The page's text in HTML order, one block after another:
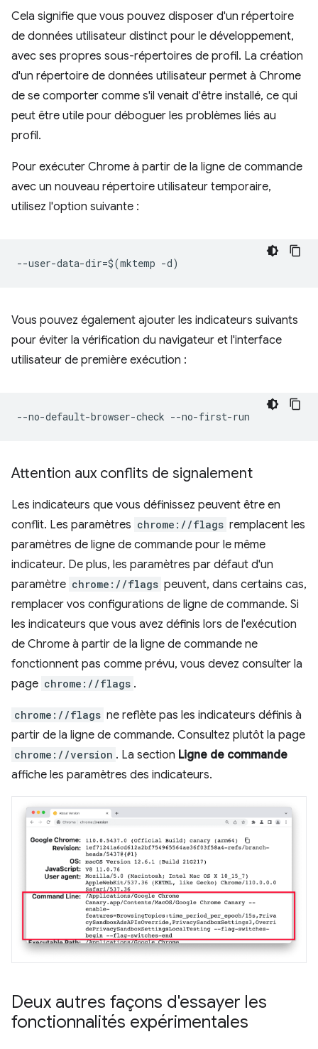
Cela signifie que vous pouvez disposer d'un répertoire
de données utilisateur distinct pour le développement,
avec ses propres sous-répertoires de profil. La création
d'un répertoire de données utilisateur permet à Chrome
de se comporter comme s'il venait d'être installé, ce qui
peut être utile pour déboguer les problèmes liés au
profil.
Pour exécuter Chrome à partir de la ligne de commande
avec un nouveau répertoire utilisateur temporaire,
utilisez l'option suivante :
Vous pouvez également ajouter les indicateurs suivants
pour éviter la vérification du navigateur et l'interface
utilisateur de première exécution :
Attention aux conflits de signalement
Les indicateurs que vous définissez peuvent être en
conflit. Les paramètres chrome://flags remplacent les
paramètres de ligne de commande pour le même
indicateur. De plus, les paramètres par défaut d'un
paramètre chrome://flags peuvent, dans certains cas,
remplacer vos configurations de ligne de commande. Si
les indicateurs que vous avez définis lors de l'exécution
de Chrome à partir de la ligne de commande ne
fonctionnent pas comme prévu, vous devez consulter la
page chrome://flags .
chrome://flags ne reflète pas les indicateurs définis à
partir de la ligne de commande. Consultez plutôt la page
chrome://version . La section Ligne de commande
affiche les paramètres des indicateurs.
Deux autres façons d'essayer les
fonctionnalités expérimentales